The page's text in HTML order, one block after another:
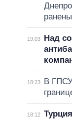
ранены
19:03
Над
18:23
В ГПСУ
18:12